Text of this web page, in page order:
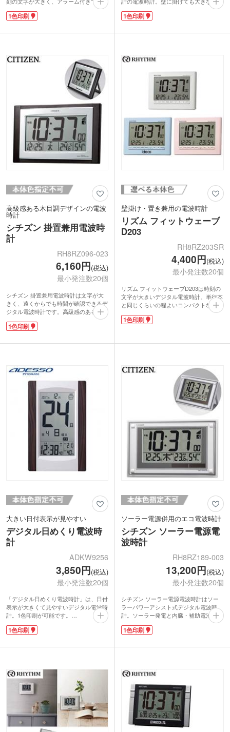
度・温度・六曜表示など多機能です。天
面のボタンを押せばバックライトが点
1色名入れ印刷で記念品作成に。有名ブ
ビングや寝室、どこに置いても使いやす
く、おしゃれなインテリアになります。
1色印刷
表示で安心です。背面のスタンドで置時
計としても使用できます。時計画面は温
度・湿度に合わせた6段階の快適度表示
ている家庭でも使いやすい商品です。
の国内ブランド時計は、記念品としても
らって喜ばれること間違いなしです。
1色印刷
高級感ある木目調デザインの電波
時計
シチズン 掛置兼用電波時
計
RH8RZ096-023
6,160円(税込)
最小発注数20個
シチズン 掛置兼用電波時計は文字が大
きく、遠くからでも時間が確認できるデ
ジタル電波時計です。高級感のあるシル
バーと薄茶木目のデザインで、極上品の
仕上がりに。正面と裏面電池蓋に1色印
は記念品におすすめです。開業記念品や
オフィスや受付で使いやすい、掛置兼用
タイプ。温度・湿度・カレンダー表示付
1色印刷
壁掛け・置き兼用の電波時計
リズム フィットウェーブ
D203
RH8RZ203SR
4,400円(税込)
最小発注数20個
リズム フィットウェーブD203は時刻の
文字が大きいデジタル電波時計。単行本
と同じくらいの程よいコンパクトなサイ
ズ感ですが、棚の上や壁掛け使用でも時
間が見やすいです。温度・湿度・カレン
置されているので設定も簡単です。
に。安心品質の有名メーカー時計は、学
校の卒業記念品や企業の周年記念品にお
1色印刷
大きい日付表示が見やすい
デジタル日めくり電波時
計
ADKW9256
3,850円(税込)
最小発注数20個
「デジタル日めくり電波時計」は、日付
表示が大きくて見やすいデジタル電波時
計。1色印刷が可能です。
標準電波を受信し、誤差を自動修正する
機能を持つ電波時計。一画面で日付と時
何曜日」が表示されます。特に「第何曜
落ち着いた色合いがお部屋のインテリア
にもしっくり溶け込みますよ。
周年記念や同窓会等の記念品として、大
変おススメです。
1色印刷
ソーラー電源併用のエコ電波時計
シチズン ソーラー電源電
波時計
RH8RZ189-003
13,200円(税込)
最小発注数20個
シチズン ソーラー電源電波時計はソー
ラーパワーアシスト式デジタル電波時
計。ソーラー発電と内臓・補助電池の使
用で電池の長寿命化を図っています。身
近なエコ・SDGsの取組みに。壁置き兼
認できます。温度・湿度・カレンダー表
名ブランドの高級電波時計。周年記念品
た特別な贈り物にピッタリです。
1色印刷